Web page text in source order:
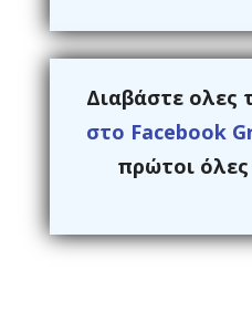
Διαβάστε ολες
στο Facebook
πρώτοι όλες